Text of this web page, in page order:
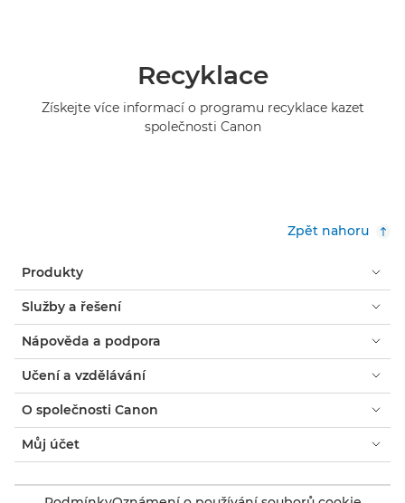
Recyklace
Získejte více informací o programu recyklace kazet
společnosti Canon
Zpět nahoru
Produkty
Služby a řešení
Nápověda a podpora
Učení a vzdělávání
O společnosti Canon
Můj účet